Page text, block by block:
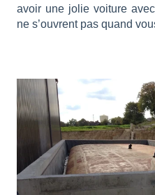
avoir une jolie voiture
ne s’ouvrent pas quand